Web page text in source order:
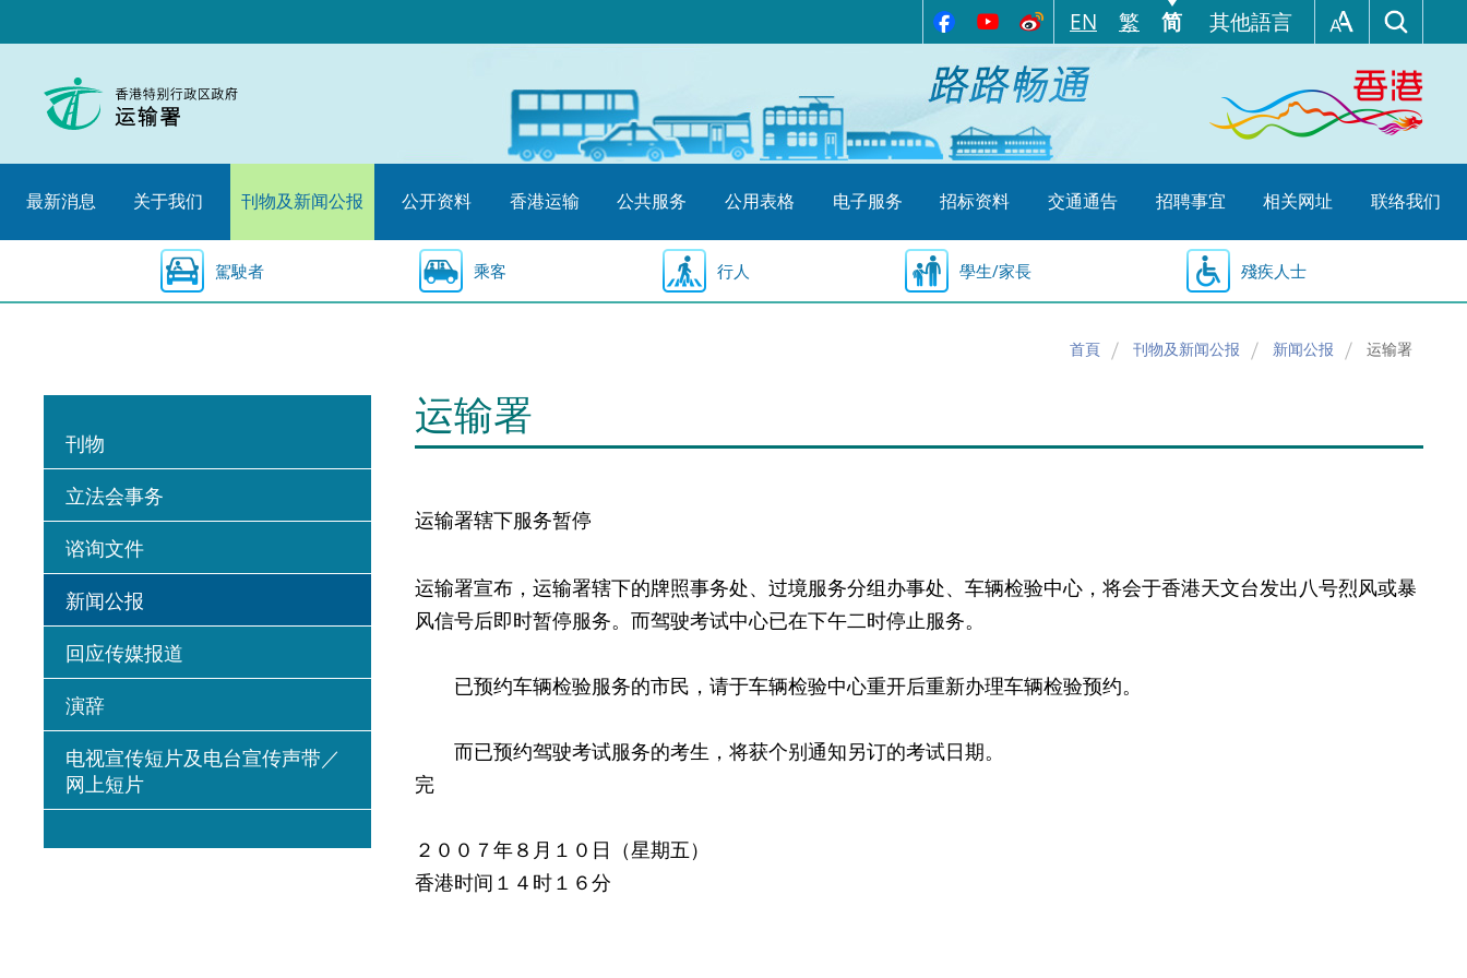
至
始
EN 繁 简 其他語言
最新消息 关于我们 刊物及新闻公报 公开资料 香港运输 公共服务 公用表格 电子服务 招标资料 交通通告 招聘事宜 相关网址 联络我们
駕駛者 乘客 行人 學生/家長 殘疾人士
首頁 刊物及新闻公报 新闻公报 运输署
刊物
立法会事务
谘询文件
新闻公报
回应传媒报道
演辞
电视宣传短片及电台宣传声带／
网上短片
运输署
运输署辖下服务暂停
运输署宣布，运输署辖下的牌照事务处、过境服务分组办事处、车辆检验中心，将会于香港天文台发出八号烈风或暴
风信号后即时暂停服务。而驾驶考试中心已在下午二时停止服务。
已预约车辆检验服务的市民，请于车辆检验中心重开后重新办理车辆检验预约。
而已预约驾驶考试服务的考生，将获个别通知另订的考试日期。
完
２００７年８月１０日（星期五）
香港时间１４时１６分